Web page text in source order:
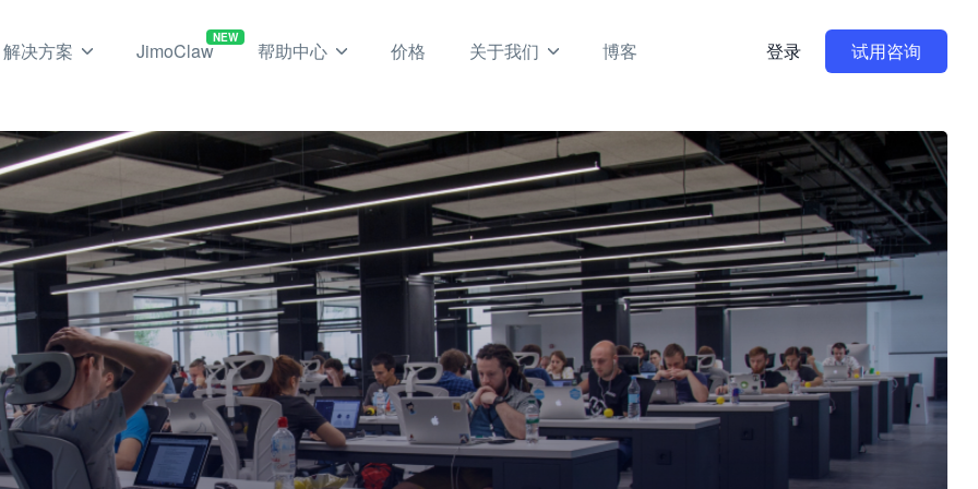
解决方案 JimoClaw
NEW
帮助中心 价格 关于我们 博客 登录 试用咨询